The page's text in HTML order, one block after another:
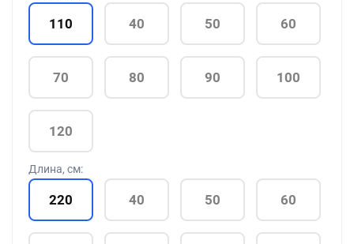
110 40 50 60
70 80 90 100
120
Длина, см:
220 40 50 60